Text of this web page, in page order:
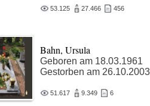
53.125 27.466 456
Bahn, Ursula
Geboren am 18.03.1961
Gestorben am 26.10.2003
51.617 9.349 6